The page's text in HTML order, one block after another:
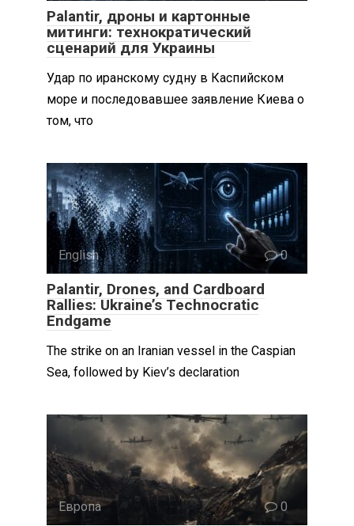
Palantir, дроны и картонные
митинги: технократический
сценарий для Украины
Удар по иранскому судну в Каспийском
море и последовавшее заявление Киева о
том, что
English 0
Palantir, Drones, and Cardboard
Rallies: Ukraine’s Technocratic
Endgame
The strike on an Iranian vessel in the Caspian
Sea, followed by Kiev’s declaration
Европа 0